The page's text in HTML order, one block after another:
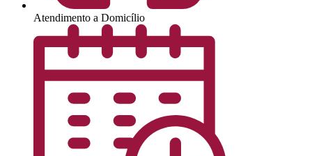
Atendimento a Domicílio